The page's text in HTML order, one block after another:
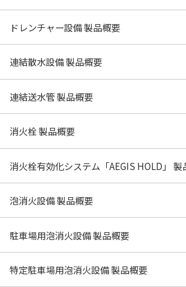
ドレンチャー設備 製品概要
連結散水設備 製品概要
連結送水管 製品概要
消火栓 製品概要
消火栓有効化システム「AEGIS HOLD」 製
泡消火設備 製品概要
駐車場用泡消火設備 製品概要
特定駐車場用泡消火設備 製品概要